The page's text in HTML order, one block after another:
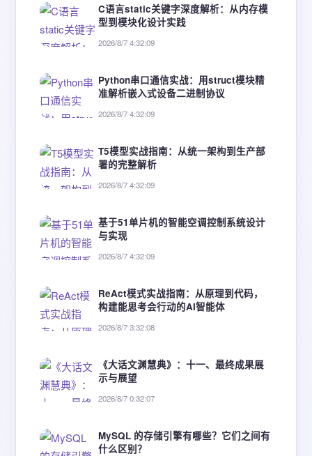
C语言static关键字深度解析：从内存模
型到模块化设计实践
2026/8/7 4:32:09
Python串口通信实战：用struct模块精
准解析嵌入式设备二进制协议
2026/8/7 4:32:09
T5模型实战指南：从统一架构到生产部
署的完整解析
2026/8/7 4:32:09
基于51单片机的智能空调控制系统设计
与实现
2026/8/7 4:32:09
ReAct模式实战指南：从原理到代码，
构建能思考会行动的AI智能体
2026/8/7 3:32:08
《大话文渊慧典》：十一、最终成果展
示与展望
2026/8/7 0:32:07
MySQL 的存储引擎有哪些？它们之间有
什么区别？